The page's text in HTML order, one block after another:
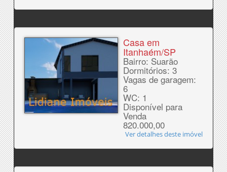
Casa em
Itanhaém/SP
Bairro: Suarão
Dormitórios: 3
Vagas de garagem:
6
WC: 1
Disponível para
Venda
820.000,00
Ver detalhes deste imóvel